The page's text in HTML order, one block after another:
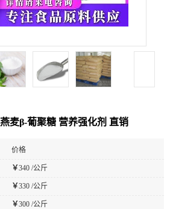
麦β-葡聚糖 营养强化剂 直销
价格
￥340 /公斤
￥330 /公斤
￥300 /公斤